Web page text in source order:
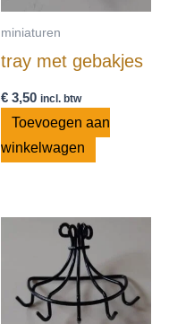
miniaturen
tray met gebakjes
€3,50 incl. btw
Toevoegen aan
winkelwagen